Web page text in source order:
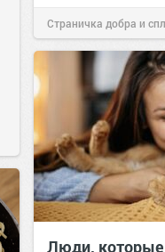
Страничка добра и
позитива!00:28Вчера
Люди,